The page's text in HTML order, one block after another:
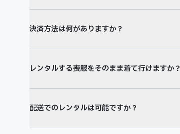
決済方法は何がありますか？
レンタルする喪服をそのまま着て行けますか？
配送でのレンタルは可能ですか？